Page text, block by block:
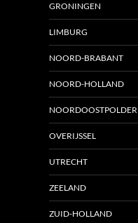
GRONINGEN
LIMBURG
NOORD-BRABANT
NOORD-HOLLAND
NOORDOOSTPOLDER
OVERIJSSEL
UTRECHT
ZEELAND
ZUID-HOLLAND